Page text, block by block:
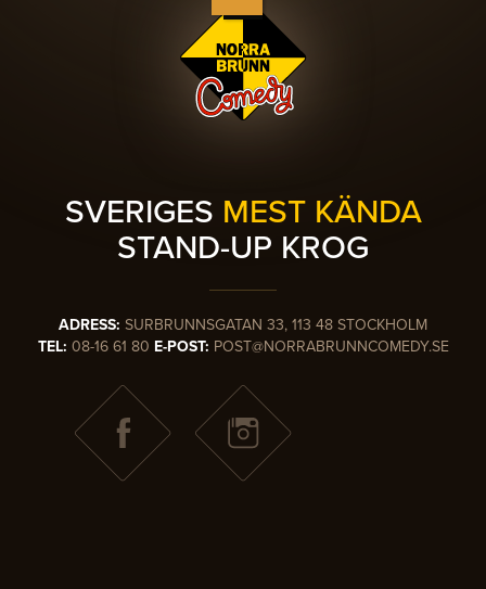
SVERIGES MEST KÄNDA
STAND-UP KROG
ADRESS: SURBRUNNSGATAN 33, 113 48 STOCKHOLM
TEL: 08-16 61 80 E-POST: POST@NORRABRUNNCOMEDY.SE